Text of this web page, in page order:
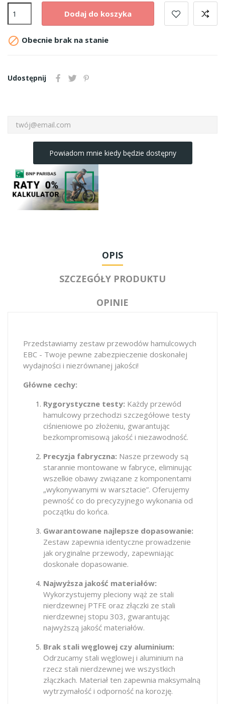
Dodaj do koszyka
 Obecnie brak na stanie
Udostępnij
Powiadom mnie kiedy będzie dostępny
OPIS
SZCZEGÓŁY PRODUKTU
OPINIE
Przedstawiamy zestaw przewodów hamulcowych
EBC - Twoje pewne zabezpieczenie doskonałej
wydajności i niezrównanej jakości!
Główne cechy:
Rygorystyczne testy: Każdy przewód
hamulcowy przechodzi szczegółowe testy
ciśnieniowe po złożeniu, gwarantując
bezkompromisową jakość i niezawodność.
Precyzja fabryczna: Nasze przewody są
starannie montowane w fabryce, eliminując
wszelkie obawy związane z komponentami
„wykonywanymi w warsztacie”. Oferujemy
pewność co do precyzyjnego wykonania od
początku do końca.
Gwarantowane najlepsze dopasowanie:
Zestaw zapewnia identyczne prowadzenie
jak oryginalne przewody, zapewniając
doskonałe dopasowanie.
Najwyższa jakość materiałów:
Wykorzystujemy pleciony wąż ze stali
nierdzewnej PTFE oraz złączki ze stali
nierdzewnej stopu 303, gwarantując
najwyższą jakość materiałów.
Brak stali węglowej czy aluminium:
Odrzucamy stali węglowej i aluminium na
rzecz stali nierdzewnej we wszystkich
złączkach. Materiał ten zapewnia maksymalną
wytrzymałość i odporność na korozję.